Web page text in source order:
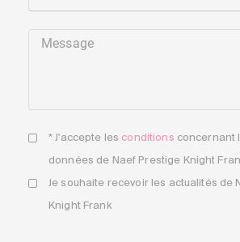
Message
* J'accepte les conditions concernant
données de Naef Prestige Knight
Je souhaite recevoir les actualités de
Knight Frank